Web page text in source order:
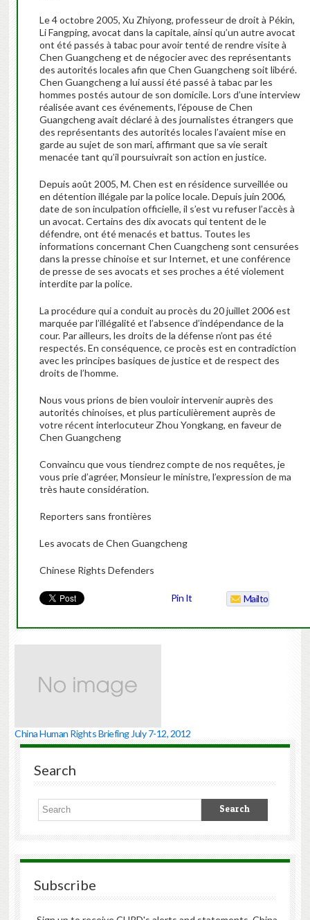
Le 4 octobre 2005, Xu Zhiyong, professeur de droit à Pékin,
Li Fangping, avocat dans la capitale, ainsi qu’un autre avocat
ont été passés à tabac pour avoir tenté de rendre visite à
Chen Guangcheng et de négocier avec des représentants
des autorités locales afin que Chen Guangcheng soit libéré.
Chen Guangcheng a lui aussi été passé à tabac par les
hommes postés autour de son domicile. Lors d’une interview
réalisée avant ces événements, l’épouse de Chen
Guangcheng avait déclaré à des journalistes étrangers que
des représentants des autorités locales l’avaient mise en
garde au sujet de son mari, affirmant que sa vie serait
menacée tant qu’il poursuivrait son action en justice.
Depuis août 2005, M. Chen est en résidence surveillée ou
en détention illégale par la police locale. Depuis juin 2006,
date de son inculpation officielle, il s’est vu refuser l’accès à
un avocat. Certains des dix avocats qui tentent de le
défendre, ont été menacés et battus. Toutes les
informations concernant Chen Cuangcheng sont censurées
dans la presse chinoise et sur Internet, et une conférence
de presse de ses avocats et ses proches a été violement
interdite par la police.
La procédure qui a conduit au procès du 20 juillet 2006 est
marquée par l’illégalité et l’absence d’indépendance de la
cour. Par ailleurs, les droits de la défense n’ont pas été
respectés. En conséquence, ce procès est en contradiction
avec les principes basiques de justice et de respect des
droits de l’homme.
Nous vous prions de bien vouloir intervenir auprès des
autorités chinoises, et plus particulièrement auprès de
votre récent interlocuteur Zhou Yongkang, en faveur de
Chen Guangcheng
Convaincu que vous tiendrez compte de nos requêtes, je
vous prie d’agréer, Monsieur le ministre, l’expression de ma
très haute considération.
Reporters sans frontières
Les avocats de Chen Guangcheng
Chinese Rights Defenders
Pin It Mailto
China Human Rights Briefing July 7-12, 2012
Search
Subscribe